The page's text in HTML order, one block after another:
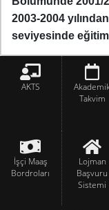
2003-2004
seviyesinde
AKTS
Takvim
İşçi Maaş
Bordroları
Lojman
Başvuru
Sistemi